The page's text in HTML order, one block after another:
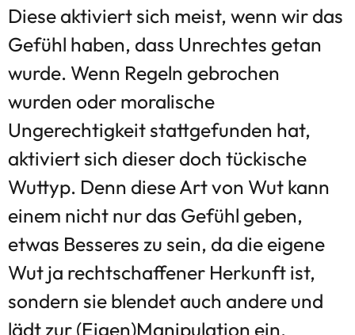
Diese aktiviert sich meist, wenn wir das
Gefühl haben, dass Unrechtes getan
wurde. Wenn Regeln gebrochen
wurden oder moralische
Ungerechtigkeit stattgefunden hat,
aktiviert sich dieser doch tückische
Wuttyp. Denn diese Art von Wut kann
einem nicht nur das Gefühl geben,
etwas Besseres zu sein, da die eigene
Wut ja rechtschaffener Herkunft ist,
sondern sie blendet auch andere und
lädt zur (Eigen)Manipulation ein.